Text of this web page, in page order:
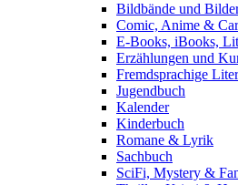
Bildbände und
Comic, Anime &
E-Books, iBooks,
Erzählungen und
Fremdsprachige
Jugendbuch
Kalender
Kinderbuch
Romane & Lyrik
Sachbuch
SciFi, Mystery &